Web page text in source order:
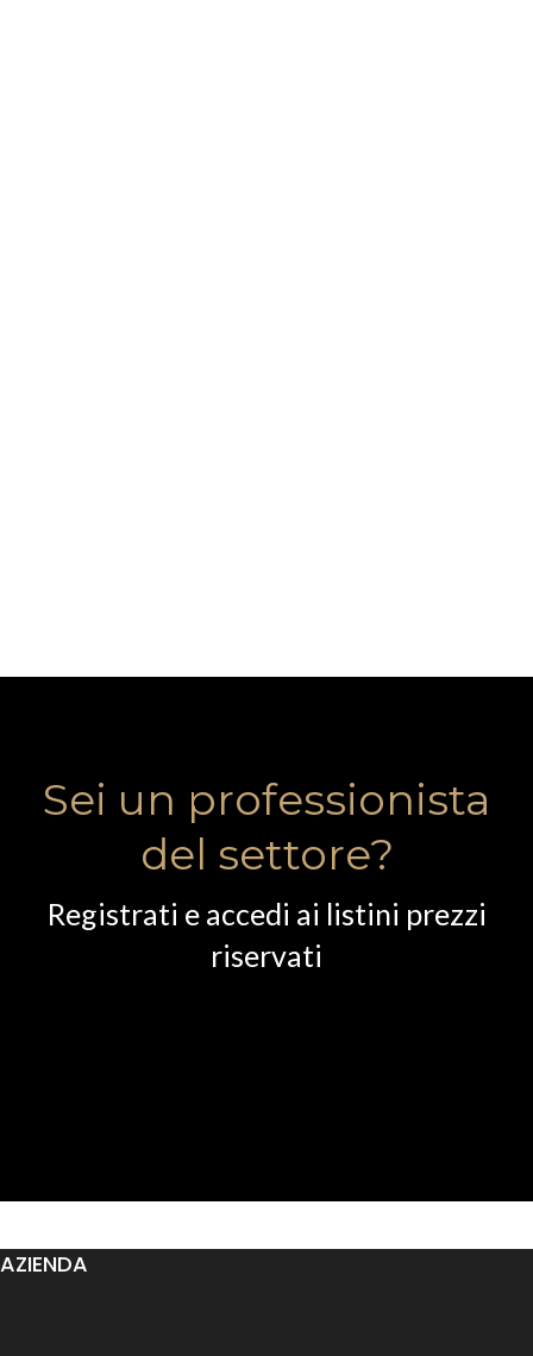
Sei un professionista
del settore?
Registrati e accedi ai listini prezzi
riservati
AZIENDA